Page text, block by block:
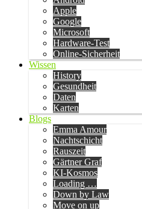
Apple
Google
Microsoft
Hardware-Test
Online-Sicherheit
Wissen
History
Gesundheit
Daten
Karten
Blogs
Emma Amour
Nachtschicht
Rauszeit
Gärtner Graf
KI-Kosmos
Loading …
Down by Law
Move on up